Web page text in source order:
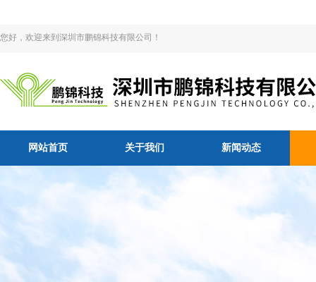
您好，欢迎来到深圳市鹏锦科技有限公司！
网站首页 关于我们 新闻动态